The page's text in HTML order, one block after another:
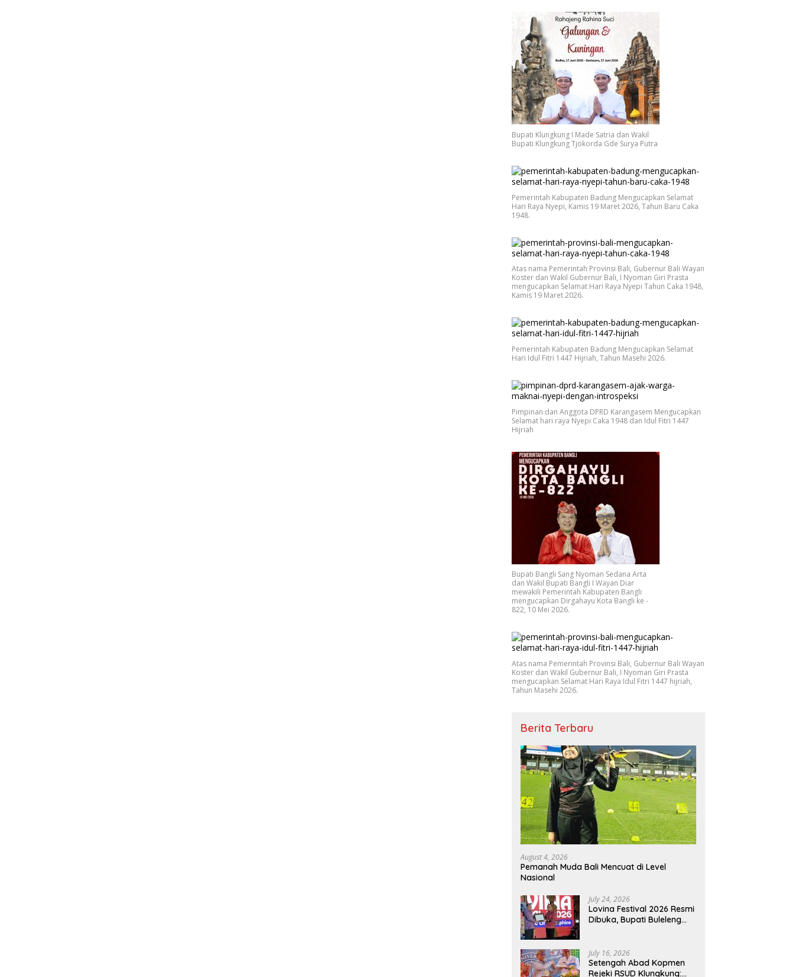
Bupati Klungkung I Made Satria dan Wakil
Bupati Klungkung Tjokorda Gde Surya Putra
Pemerintah Kabupaten Badung Mengucapkan Selamat
Hari Raya Nyepi, Kamis 19 Maret 2026, Tahun Baru Caka
1948.
Atas nama Pemerintah Provinsi Bali, Gubernur Bali Wayan
Koster dan Wakil Gubernur Bali, I Nyoman Giri Prasta
mengucapkan Selamat Hari Raya Nyepi Tahun Caka 1948,
Kamis 19 Maret 2026.
Pemerintah Kabupaten Badung Mengucapkan Selamat
Hari Idul Fitri 1447 Hijriah, Tahun Masehi 2026.
Pimpinan dan Anggota DPRD Karangasem Mengucapkan
Selamat hari raya Nyepi Caka 1948 dan Idul Fitri 1447
Hijriah
Bupati Bangli Sang Nyoman Sedana Arta
dan Wakil Bupati Bangli I Wayan Diar
mewakili Pemerintah Kabupaten Bangli
mengucapkan Dirgahayu Kota Bangli ke -
822, 10 Mei 2026.
Atas nama Pemerintah Provinsi Bali, Gubernur Bali Wayan
Koster dan Wakil Gubernur Bali, I Nyoman Giri Prasta
mengucapkan Selamat Hari Raya Idul Fitri 1447 hijriah,
Tahun Masehi 2026.
Berita Terbaru
August 4, 2026
Pemanah Muda Bali Mencuat di Level
Nasional
July 24, 2026
Lovina Festival 2026 Resmi
Dibuka, Bupati Buleleng
July 16, 2026
Setengah Abad Kopmen
Rejeki RSUD Klungkung: